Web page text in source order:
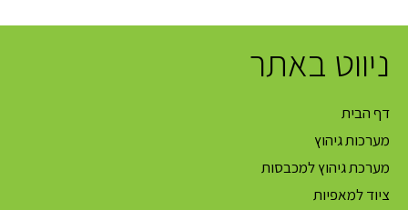
ניווט באתר
דף הבית
מערכות גיהוץ
מערכת גיהוץ למכבסות
ציוד למאפיות